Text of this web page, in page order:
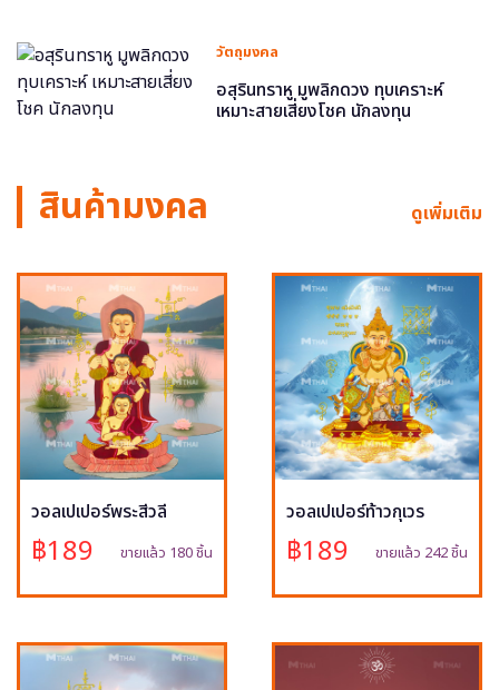
วัตถุมงคล
อสุรินทราหู มูพลิกดวง ทุบเคราะห์
เหมาะสายเสี่ยงโชค นักลงทุน
สินค้ามงคล ดูเพิ่มเติม
วอลเปเปอร์พระสีวลี
฿189 ขายแล้ว 180 ชิ้น
วอลเปเปอร์ท้าวกุเวร
฿189 ขายแล้ว 242 ชิ้น